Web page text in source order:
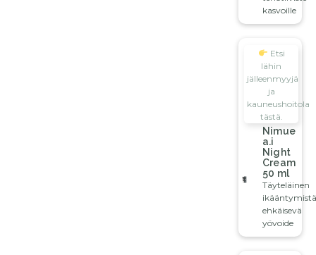
kasvoille
Etsi
lähin
jälleenmyyjä
ja
kauneushoitola
tästä.
Nimue
a.i
Night
Cream
50 ml
Täyteläinen
ikääntymistä
ehkäisevä
yövoide